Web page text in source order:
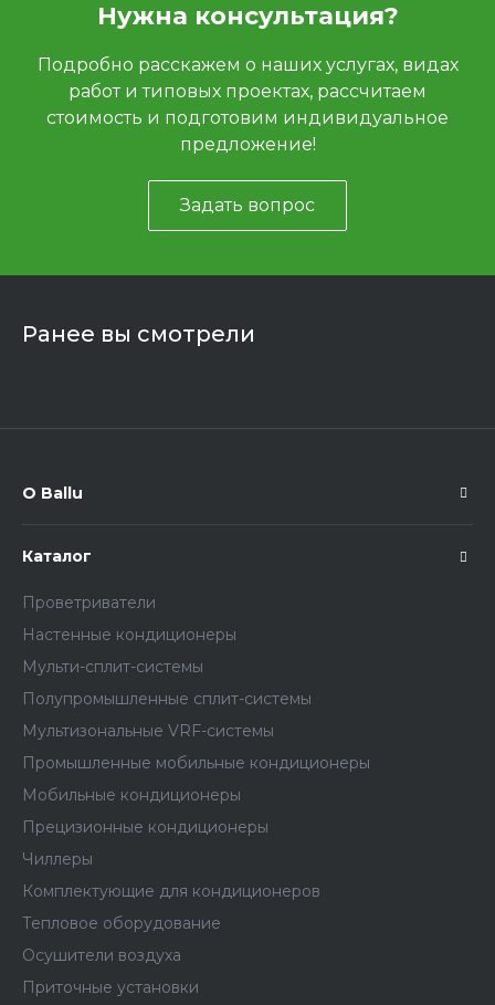
Нужна консультация?
Подробно расскажем о наших услугах, видах
работ и типовых проектах, рассчитаем
стоимость и подготовим индивидуальное
предложение!
Задать вопрос
Ранее вы смотрели
О Ballu
Каталог
Проветриватели
Настенные кондиционеры
Мульти-сплит-системы
Полупромышленные сплит-системы
Мультизональные VRF-системы
Промышленные мобильные кондиционеры
Мобильные кондиционеры
Прецизионные кондиционеры
Чиллеры
Комплектующие для кондиционеров
Тепловое оборудование
Осушители воздуха
Приточные установки